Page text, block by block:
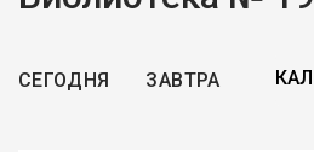
СЕГОДНЯ ЗАВТРА